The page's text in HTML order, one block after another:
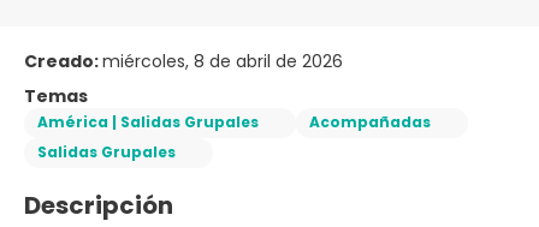
Creado:miércoles, 8 de abril de 2026
Temas
América | Salidas Grupales
Acompañadas
Salidas Grupales
Descripción